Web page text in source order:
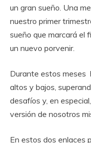
un gran sueño. Una
nuestro primer
sueño que marcará el
un nuevo porvenir.
Durante estos meses
altos y bajos,
desafíos y, en
versión de nosotros
En estos dos enlaces